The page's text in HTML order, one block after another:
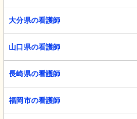
大分県の看護師
山口県の看護師
長崎県の看護師
福岡市の看護師